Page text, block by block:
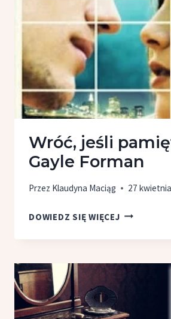
GRAŻYNA
BĄKIEWICZ
Wróć, jeśli
Gayle Forman
Przez Klaudyna Maciąg 27
DOWIEDZ SIĘ WIĘCEJWRÓĆ,
FORMAN